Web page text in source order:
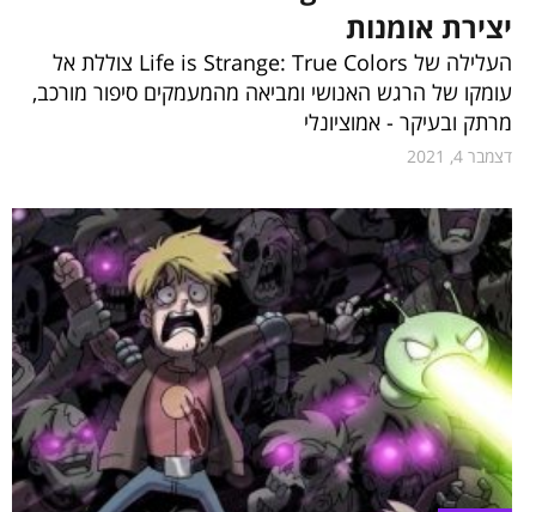
יצירת אומנות
העלילה של Life is Strange: True Colors צוללת אל
עומקו של הרגש האנושי ומביאה מהמעמקים סיפור מורכב,
מרתק ובעיקר - אמוציונלי
דצמבר 4, 2021